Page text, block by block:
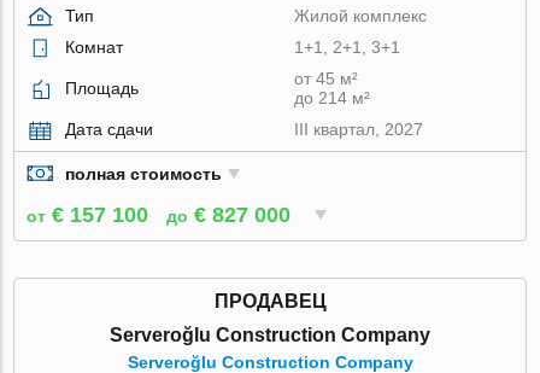
Тип
Жилой комплекс
Комнат
1+1, 2+1, 3+1
Площадь
от 45 м²
до 214 м²
Дата сдачи
III квартал, 2027
полная стоимость
от € 157 100 до € 827 000
ПРОДАВЕЦ
Serveroğlu Construction Company
Serveroğlu Construction Company